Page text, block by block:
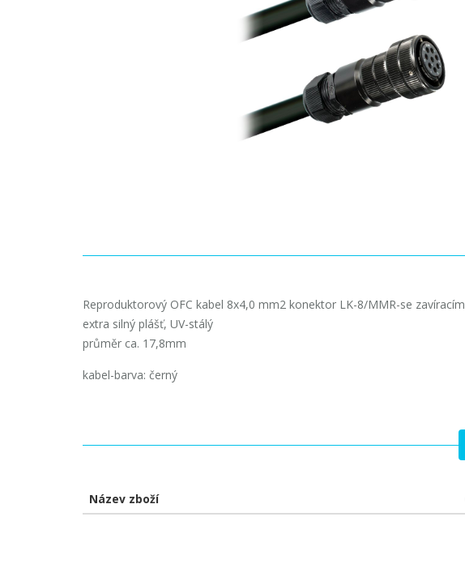
Reproduktorový OFC kabel 8x4,0 mm2 konektor LK-8/MMR-se
extra silný plášť, UV-stálý
průměr ca. 17,8mm
kabel-barva: černý
Název zboží